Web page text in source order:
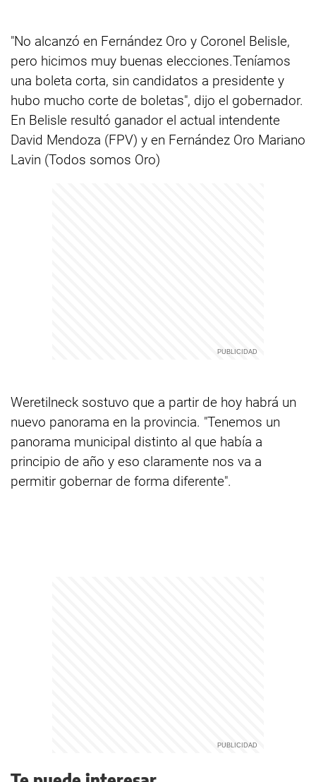
"No alcanzó en Fernández Oro y Coronel Belisle,
pero hicimos muy buenas elecciones.Teníamos
una boleta corta, sin candidatos a presidente y
hubo mucho corte de boletas", dijo el gobernador.
En Belisle resultó ganador el actual intendente
David Mendoza (FPV) y en Fernández Oro Mariano
Lavin (Todos somos Oro)
Weretilneck sostuvo que a partir de hoy habrá un
nuevo panorama en la provincia. "Tenemos un
panorama municipal distinto al que había a
principio de año y eso claramente nos va a
permitir gobernar de forma diferente".